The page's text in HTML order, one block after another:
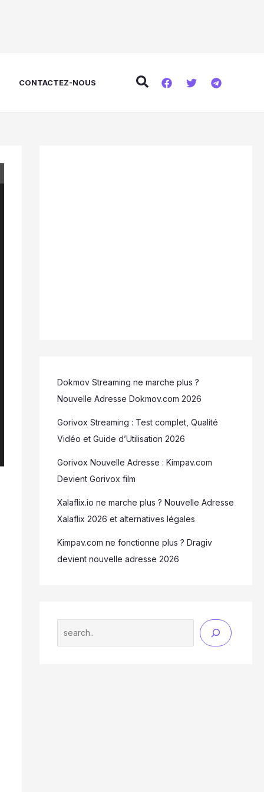
CONTACTEZ-NOUS Rechercher
Dokmov Streaming ne marche plus ?
Nouvelle Adresse Dokmov.com 2026
Gorivox Streaming : Test complet, Qualité
Vidéo et Guide d’Utilisation 2026
Gorivox Nouvelle Adresse : Kimpav.com
Devient Gorivox film
Xalaflix.io ne marche plus ? Nouvelle Adresse
Xalaflix 2026 et alternatives légales
Kimpav.com ne fonctionne plus ? Dragiv
devient nouvelle adresse 2026